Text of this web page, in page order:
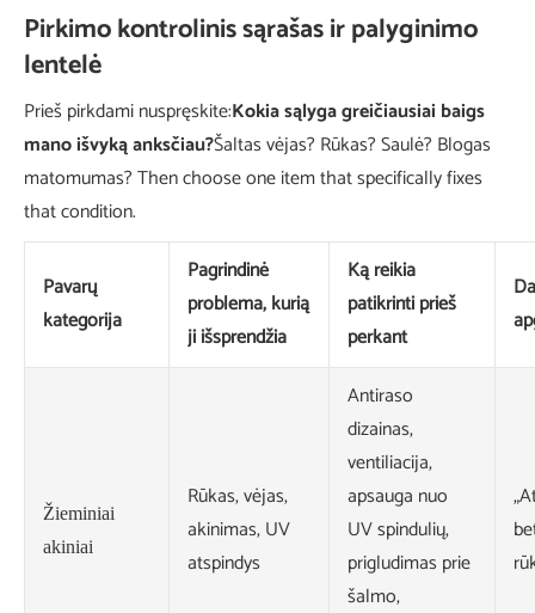
Pirkimo kontrolinis sąrašas ir palyginimo
lentelė
Prieš pirkdami nuspręskite:Kokia sąlyga greičiausiai baigs
mano išvyką anksčiau?Šaltas vėjas? Rūkas? Saulė? Blogas
matomumas? Then choose one item that specifically fixes
that condition.
Pavarų
kategorija
Pagrindinė
problema, kurią
ji išsprendžia
Ką reikia
patikrinti prieš
perkant
Žieminiai
akiniai
Rūkas, vėjas,
akinimas, UV
atspindys
Antiraso
dizainas,
ventiliacija,
apsauga nuo
UV spindulių,
prigludimas prie
šalmo,